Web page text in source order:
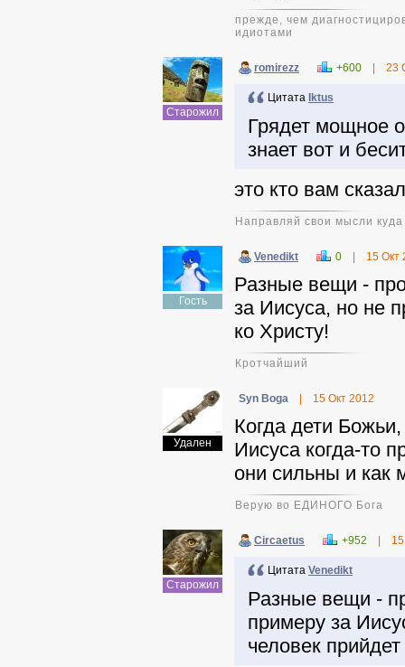
прежде, чем
идиотами
Старожил
romirezz +600 23
Цитата Iktus
Грядет мощное
знает вот и
это кто вам
Направляй свои мысли
Гость
Venedikt 0 15 Окт
Разные вещи -
за Иисуса, но не
ко Христу!
Кротчайший
Удален
Syn Boga 15 Окт 2012
Когда дети
Иисуса когда-то
они сильны и как
Верую во ЕДИНОГО Бога
Старожил
Circaetus +952
Цитата Venedikt
Разные вещи -
примеру за
человек